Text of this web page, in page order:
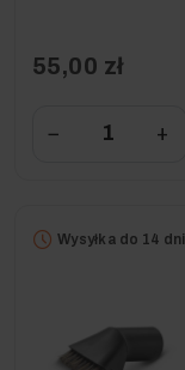
55,00 zł
− +
Wysyłka do 14 dni